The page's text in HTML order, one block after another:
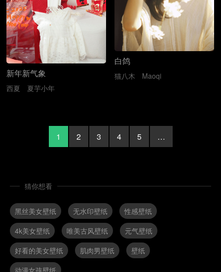
新年新气象
西夏 夏芋小年
白鸽
猫八木 Maoqi
1 2 3 4 5 …
猜你想看
黑丝美女壁纸 无水印壁纸
性感壁纸
4k美女壁纸
唯美古风壁纸
元气壁纸
好看的美女壁纸
肌肉男壁纸
壁纸
动漫女孩壁纸